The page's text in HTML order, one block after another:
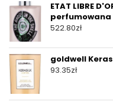
ETAT LIBRE
perfumowana
522.80zł
goldwell
93.35zł